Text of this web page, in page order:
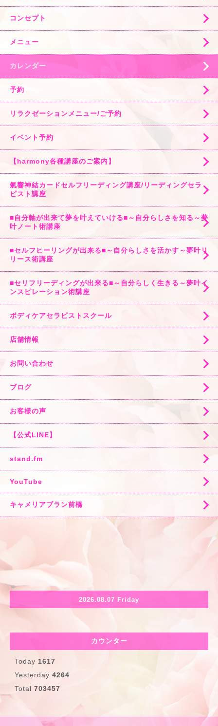
コンセプト
メニュー
カレンダー
予約
リラクゼーションメニュー/ご予約
イベント予約
【harmony各種講座のご案内】
氣響神結カードセルフリーディング講座/リーディングセラ
ピスト講座
■自分軸が出来て夢を叶えていける■～自分らしさを知る～夢
叶ノート術講座
■セルフヒーリングが出来る■～自分らしさを活かす～夢叶リ
リース術講座
■セリフリーディングが出来る■～自分らしく生きる～夢叶イ
ンスピレーション術講座
ボディケアセラピストスクール
店舗情報
お問い合わせ
ブログ
お客様の声
【公式LINE】
stand.fm
YouTube
キャメリアブラン前橋
2026.08.07 Friday
カウンター
Today 1617
Yesterday 4264
Total 703457